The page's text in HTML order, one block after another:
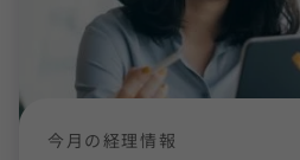
今月の経理情報